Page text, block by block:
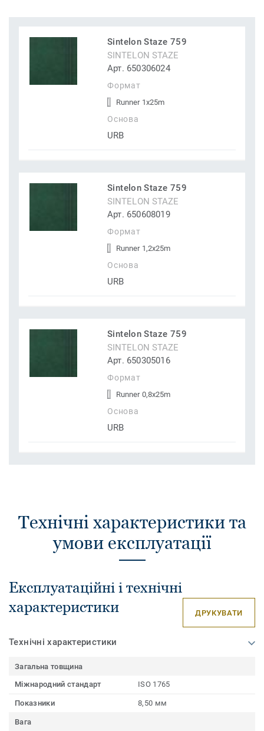
Sintelon Staze 759
SINTELON STAZE
Арт. 650306024
Формат
Runner 1x25m
Основа
URB
Sintelon Staze 759
SINTELON STAZE
Арт. 650608019
Формат
Runner 1,2x25m
Основа
URB
Sintelon Staze 759
SINTELON STAZE
Арт. 650305016
Формат
Runner 0,8x25m
Основа
URB
Технічні характеристики та
умови експлуатації
Експлуатаційні і технічні
характеристики
ДРУКУВАТИ
Технічні характеристики
Загальна товщина
Міжнародний стандарт
ISO 1765
Показники 8,50 мм
Вага